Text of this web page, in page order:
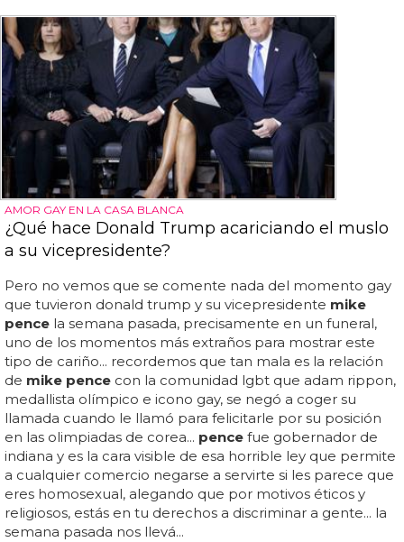
AMOR GAY EN LA CASA BLANCA
¿Qué hace Donald Trump acariciando el muslo
a su vicepresidente?
Pero no vemos que se comente nada del momento gay
que tuvieron donald trump y su vicepresidente mike
pence la semana pasada, precisamente en un funeral,
uno de los momentos más extraños para mostrar este
tipo de cariño... recordemos que tan mala es la relación
de mike pence con la comunidad lgbt que adam rippon,
medallista olímpico e icono gay, se negó a coger su
llamada cuando le llamó para felicitarle por su posición
en las olimpiadas de corea... pence fue gobernador de
indiana y es la cara visible de esa horrible ley que permite
a cualquier comercio negarse a servirte si les parece que
eres homosexual, alegando que por motivos éticos y
religiosos, estás en tu derechos a discriminar a gente... la
semana pasada nos llevá...